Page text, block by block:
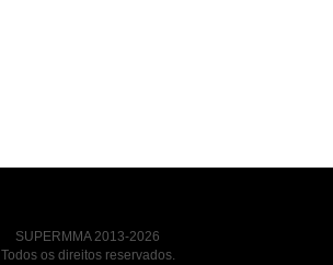
SUPERMMA 2013-2026
Todos os direitos reservados.